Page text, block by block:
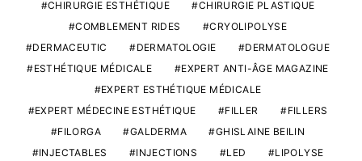
CHIRURGIE ESTHÉTIQUE
CHIRURGIE PLASTIQUE
COMBLEMENT RIDES
CRYOLIPOLYSE
DERMACEUTIC
DERMATOLOGIE
DERMATOLOGUE
ESTHÉTIQUE MÉDICALE
EXPERT ANTI-ÂGE MAGAZINE
EXPERT ESTHÉTIQUE MÉDICALE
EXPERT MÉDECINE ESTHÉTIQUE
FILLER
FILLERS
FILORGA
GALDERMA
GHISLAINE BEILIN
INJECTABLES
INJECTIONS LED
LIPOLYSE